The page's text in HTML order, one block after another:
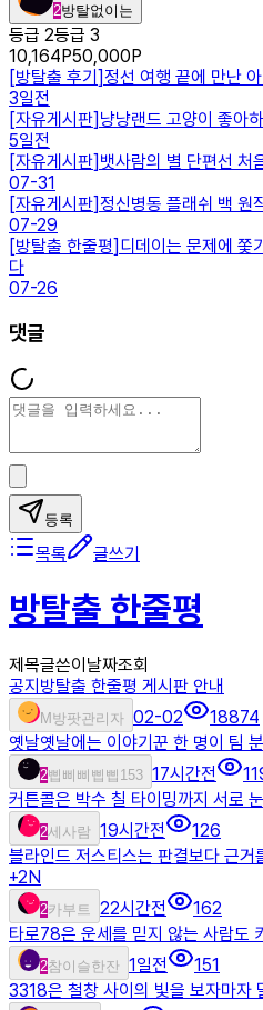
2방탈없이는
등급 2등급 3
10,164P50,000P
[방탈출 후기]정선 여행 끝에 만난
3일전
[자유게시판] 냥냥랜드 고양이 좋아
5일전
[자유게시판] 뱃사람의 별 단편선 처
07-31
[자유게시판]정신병동 플래쉬 백 원
07-29
[방탈출 한줄평] 디데이는 문제에 쫓
다
07-26
댓글
등록
목록 글쓰기
방탈출 한줄평
제목글쓴이 날짜조회
공지 방탈출 한줄평 게시판 안내
M 방팟관리자 02-02
18874
옛날옛날에는 이야기꾼 한 명이 팀
2삡삐삐삡삡153 17시간전
커튼콜은 박수 칠 타이밍까지 서로
2세사람 19시간전
126
블라인드 저스티스는 판결보다 근
+2 N
2카부트 22시간전
162
타로78은 운세를 믿지 않는 사람도
2참이슬한잔 1일전
151
3318은 철창 사이의 빛을 보자마자